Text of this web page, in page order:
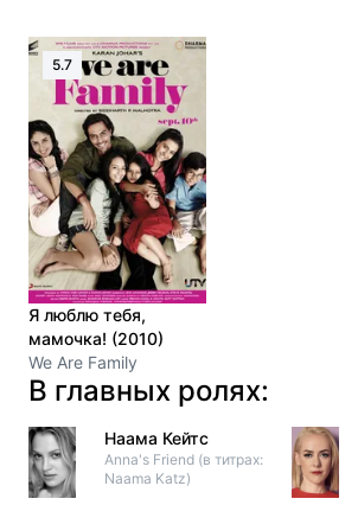
5.7
Я люблю тебя,
мамочка! (2010)
We Are Family
В главных ролях:
Наама Кейтс
Anna's Friend (в титрах:
Naama Katz)